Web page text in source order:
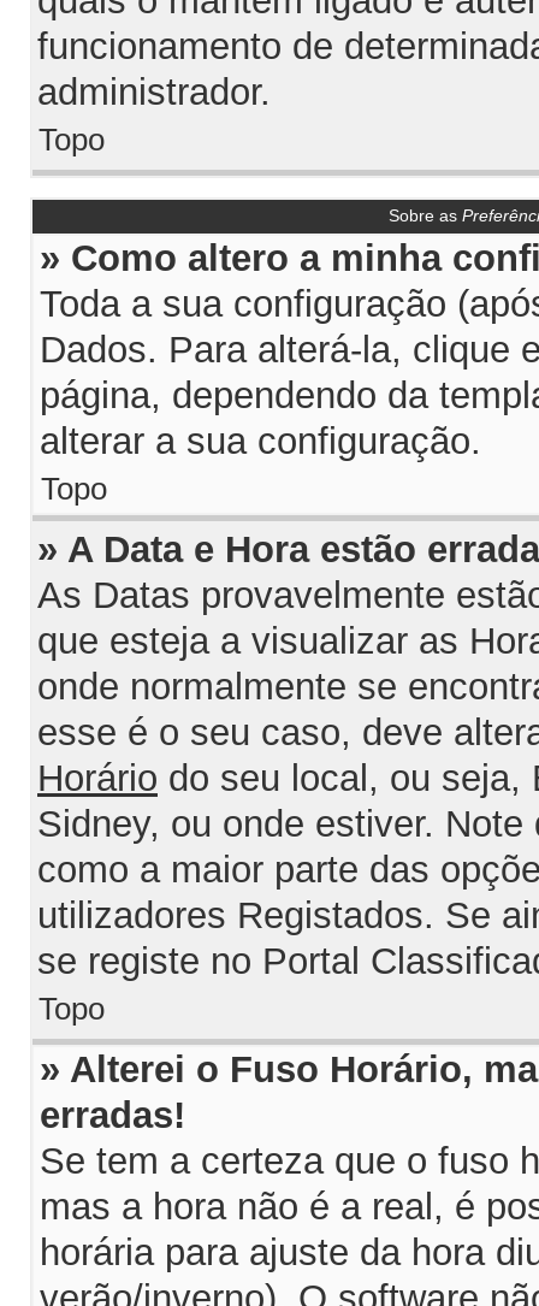
funcionamento de
administrador.
Topo
Sobre as
» Como altero a minha
Toda a sua configuração
Dados. Para alterá-la, clique
página, dependendo da
alterar a sua configuração.
Topo
» A Data e Hora estão
As Datas provavelmente
que esteja a visualizar as
onde normalmente se
esse é o seu caso, deve
Horário do seu local, ou seja,
Sidney, ou onde estiver.
como a maior parte das
utilizadores Registados. Se
se registe no Portal
Topo
» Alterei o Fuso Horário,
erradas!
Se tem a certeza que o fuso
mas a hora não é a real, é
horária para ajuste da hora